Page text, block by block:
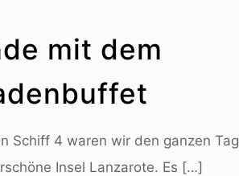
mit dem
Schiff 4 waren wir den ganzen Tag
Insel Lanzarote. Es […]